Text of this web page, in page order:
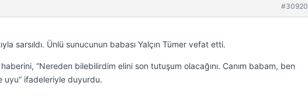
#30920
sarsıldı. Ünlü sunucunun babası Yalçın Tümer vefat etti.
“Nereden bilebilirdim elini son tutuşum olacağını. Canım babam, ben
uyu” ifadeleriyle duyurdu.